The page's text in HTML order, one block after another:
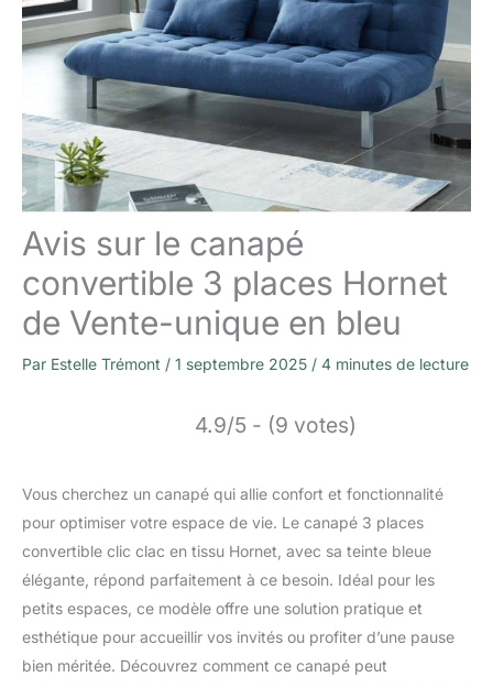
Avis sur le canapé
convertible 3 places Hornet
de Vente-unique en bleu
Par Estelle Trémont / 1 septembre 2025 / 4 minutes de lecture
4.9/5 - (9 votes)
Vous cherchez un canapé qui allie confort et fonctionnalité
pour optimiser votre espace de vie. Le canapé 3 places
convertible clic clac en tissu Hornet, avec sa teinte bleue
élégante, répond parfaitement à ce besoin. Idéal pour les
petits espaces, ce modèle offre une solution pratique et
esthétique pour accueillir vos invités ou profiter d’une pause
bien méritée. Découvrez comment ce canapé peut